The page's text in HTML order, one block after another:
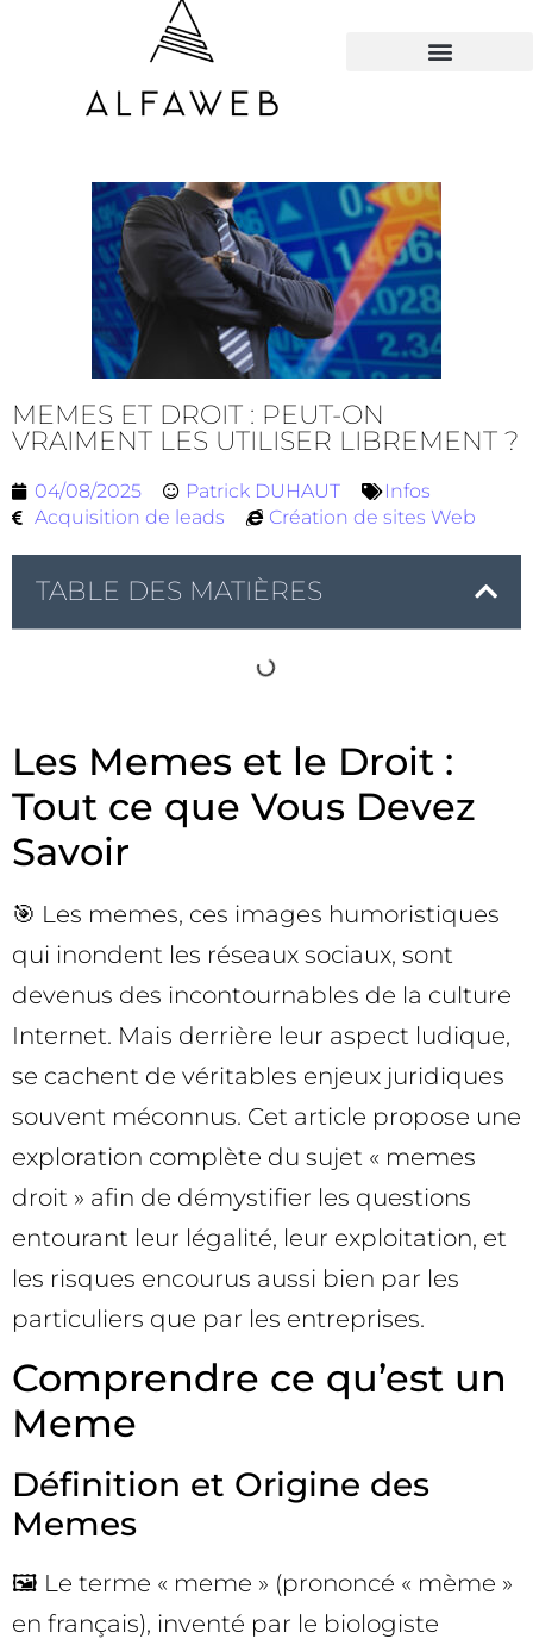
MEMES ET DROIT : PEUT-ON
VRAIMENT LES UTILISER LIBREMENT ?
04/08/2025 Patrick DUHAUT
Infos
Acquisition de leads
Création de sites Web
TABLE DES MATIÈRES
Les Memes et le Droit :
Tout ce que Vous Devez
Savoir
🎯 Les memes, ces images humoristiques
qui inondent les réseaux sociaux, sont
devenus des incontournables de la culture
Internet. Mais derrière leur aspect ludique,
se cachent de véritables enjeux juridiques
souvent méconnus. Cet article propose une
exploration complète du sujet « memes
droit » afin de démystifier les questions
entourant leur légalité, leur exploitation, et
les risques encourus aussi bien par les
particuliers que par les entreprises.
Comprendre ce qu’est un
Meme
Définition et Origine des
Memes
🖼️ Le terme « meme » (prononcé « mème »
en français), inventé par le biologiste